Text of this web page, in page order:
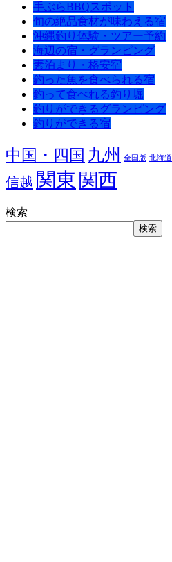
手ぶらBBQスポット
旬の絶品食材が味わえる宿
沖縄釣り体験・ツアー予約
海辺の宿・グランピング
素泊まり・格安宿
釣った魚を食べられる宿
釣って食べれる釣り堀
釣りができるグランピング
釣りができる宿
中国・四国 九州 全国版 北海道
信越 関東 関西
検索
検索